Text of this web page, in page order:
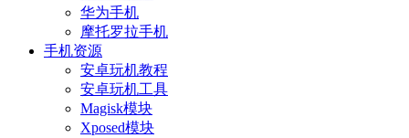
华为手机
摩托罗拉手机
手机资源
安卓玩机教程
安卓玩机工具
Magisk模块
Xposed模块